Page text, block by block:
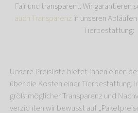
Fair und transparent. Wir garantieren
auch Transparenz in unseren
Tierbestattung:
Unsere Preisliste bietet Ihnen einen
über die Kosten einer Tierbestattung.
größtmöglicher Transparenz und
verzichten wir bewusst auf